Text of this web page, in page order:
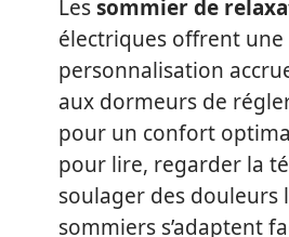
Lessommier de
électriques offrent une
personnalisation
aux dormeurs de
pour un confort
pour lire, regarder la
soulager des douleurs
sommiers s’adaptent